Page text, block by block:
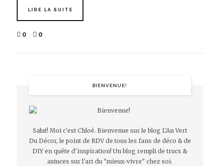
LIRE LA SUITE
0 0
BIENVENUE!
Salut! Moi c'est Chloé. Bienvenue sur le blog L'An Vert
Du Décor, le point de RDV de tous les fans de déco & de
DIY en quête d'inspiration! Un blog rempli de trucs &
astuces sur l'art du "mieux-vivre" chez soi.